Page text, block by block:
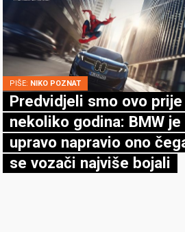
PIŠE: NIKO POZNAT
Predvidjeli smo ovo prije
nekoliko godina: BMW je
upravo napravio ono
se vozači najviše bojali